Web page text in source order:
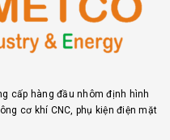
cấp hàng đầu nhôm định hình
cơ khí CNC, phụ kiện điện mặt